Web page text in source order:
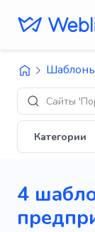
Сайты
Категории
4